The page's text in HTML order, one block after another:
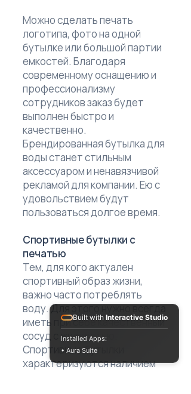
Можно сделать печать
логотипа, фото на одной
бутылке или большой партии
емкостей. Благодаря
современному оснащению и
профессионализму
сотрудников заказ будет
выполнен быстро и
качественно.
Брендированная бутылка для
воды станет стильным
аксессуаром и ненавязчивой
рекламой для компании. Ею с
удовольствием будут
пользоваться долгое время.
Спортивные бутылки с
печатью
Тем, для кого актуален
спортивный образ жизни,
важно часто потреблять
воду. Для этого нужно всегда
иметь при себе качественный
сосуд с жидкостью.
Спортивные бутылки
характеризуются наличием
Built with Interactive Studio
Installed Apps:
• Aura Suite